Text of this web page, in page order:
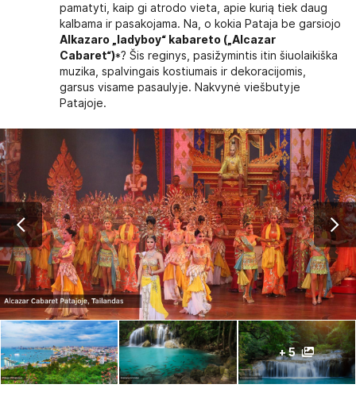
pamatyti, kaip gi atrodo vieta, apie kurią tiek daug
kalbama ir pasakojama. Na, o kokia Pataja be garsiojo
Alkazaro „ladyboy“ kabareto („Alcazar
Cabaret“)*? Šis reginys, pasižymintis itin šiuolaikiška
muzika, spalvingais kostiumais ir dekoracijomis,
garsus visame pasaulyje. Nakvynė viešbutyje
Patajoje.
+ 5